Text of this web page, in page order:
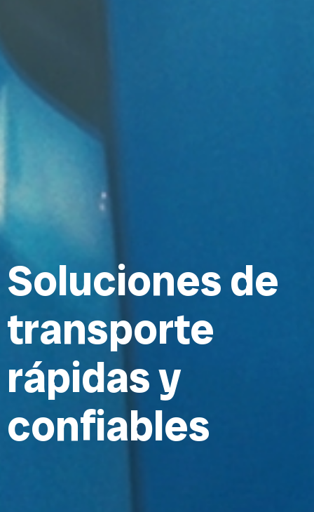
Solucionesde
transporte
rápidasy
confiables